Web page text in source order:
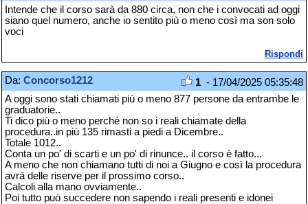
Intende che il corso sarà da 880 circa, non che i convocati ad oggi
siano quel numero, anche io sentito più o meno così ma son solo
voci
Rispondi
Da: Concorso1212 1 - 17/04/2025 05:35:48
A oggi sono stati chiamati più o meno 877 persone da entrambe le
graduatorie..
Ti dico più o meno perché non so i reali chiamate della
procedura..in più 135 rimasti a piedi a Dicembre..
Totale 1012..
Conta un po' di scarti e un po' di rinunce.. il corso è fatto...
A meno che non chiamano tutti di noi a Giugno e così la procedura
avrà delle riserve per il prossimo corso..
Calcoli alla mano ovviamente..
Poi tutto può succedere non sapendo i reali presenti e idonei